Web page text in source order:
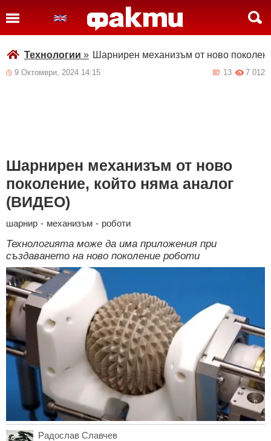
Технологии » Шарнирен механизъм от ново
9 Октомври, 2024 14:15 7 012
13
Шарнирен механизъм от ново
поколение, който няма аналог
(ВИДЕО)
шарнир - механизъм - роботи
Технологията може да има приложения при
създаването на ново поколение роботи
Радослав Славчев